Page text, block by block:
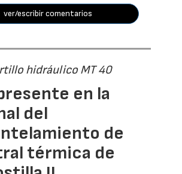
ver/escribir comentarios
hidráulico MT 40
en la
del
de
térmica de